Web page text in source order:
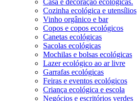
Cozinha ecológica e utensílios
Vinho orgânico e bar
Copos e copos ecológicos
Canetas ecológicas
Sacolas ecológicas
Mochilas e bolsas ecológicas
Lazer ecológico ao ar livre
Garrafas ecológicas
Feiras e eventos ecológicos
Criança ecológica e escola
Negócios e escritórios verdes